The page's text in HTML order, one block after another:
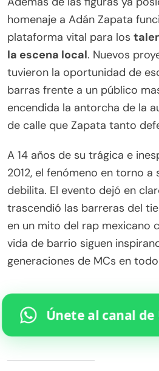
homenaje a Adán Zapata
plataforma vital para los
la escena local. Nuevos
tuvieron la oportunidad de
barras frente a un público
encendida la antorcha de la
de calle que Zapata tanto
A 14 años de su trágica e
2012, el fenómeno en torno a
debilita. El evento dejó en
trascendió las barreras del
en un mito del rap mexicano
vida de barrio siguen
generaciones de MCs en
Únete al canal